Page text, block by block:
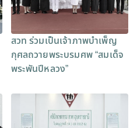
สวท ร่วมเป็นเจ้าภาพบำเพ็ญ
กุศลถวายพระบรมศพ “สมเด็จ
พระพันปีหลวง”